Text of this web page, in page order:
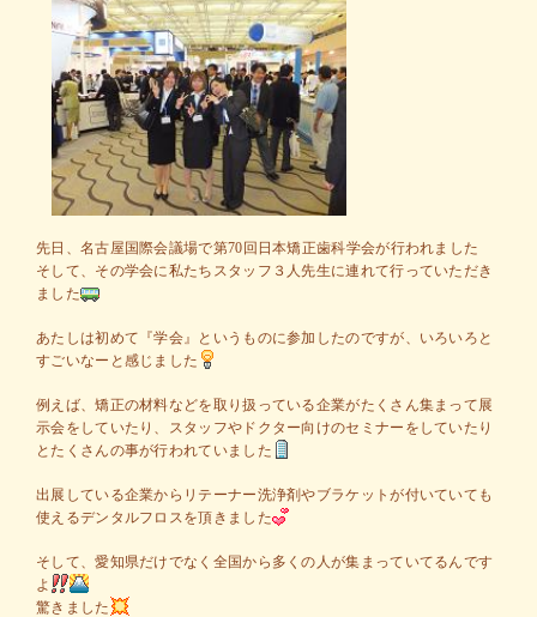
先日、名古屋国際会議場で第70回日本矯正歯科学会が行われました
そして、その学会に私たちスタッフ３人先生に連れて行っていただき
ました
あたしは初めて『学会』というものに参加したのですが、いろいろと
すごいなーと感じました
例えば、矯正の材料などを取り扱っている企業がたくさん集まって展
示会をしていたり、スタッフやドクター向けのセミナーをしていたり
とたくさんの事が行われていました
出展している企業からリテーナー洗浄剤やブラケットが付いていても
使えるデンタルフロスを頂きました
そして、愛知県だけでなく全国から多くの人が集まっていてるんです
よ
驚きました